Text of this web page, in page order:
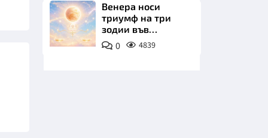
Венера носи
триумф на три
зодии във
всичките им
начинания до дни
0 4839